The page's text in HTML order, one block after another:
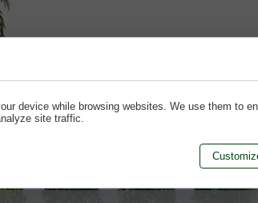
device while browsing websites. We use them to
site traffic.